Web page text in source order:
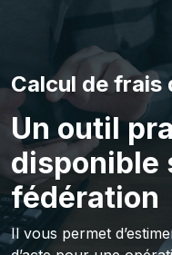
Calcul de frais
Un outil
disponible
fédération
Il vous permet